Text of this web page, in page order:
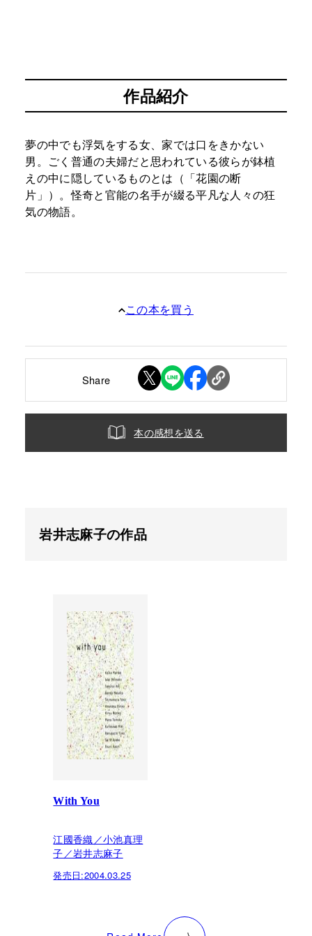
作品紹介
夢の中でも浮気をする女、家では口をきかない
男。ごく普通の夫婦だと思われている彼らが鉢植
えの中に隠しているものとは（「花園の断
片」）。怪奇と官能の名手が綴る平凡な人々の狂
気の物語。
この本を買う
Share
本の感想を送る
岩井志麻子の作品
With You
江國香織／小池真理
子／岩井志麻子
発売日:2004.03.25